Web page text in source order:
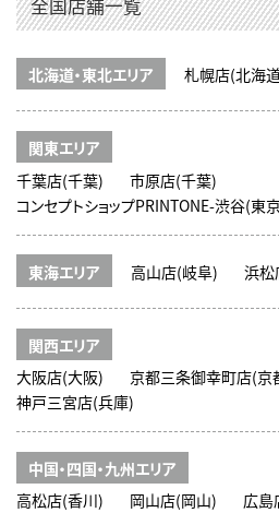
北海道・東北エリア 札幌店(北海
関東エリア
千葉店(千葉)
市原店(千葉)
コンセプトショップPRINTONE-渋谷(東
東海エリア 高山店(岐阜) 浜松
関西エリア
大阪店(大阪)
京都三条御幸町店(京
神戸三宮店(兵庫)
中国・四国・九州エリア
高松店(香川)
岡山店(岡山)
広島